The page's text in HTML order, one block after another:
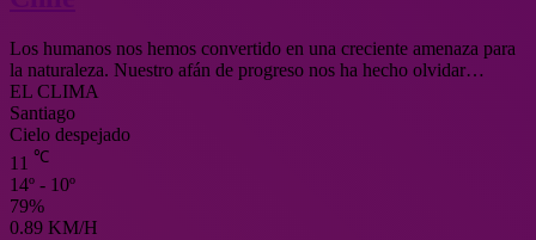
Los humanos nos hemos convertido en una creciente amenaza para
la naturaleza. Nuestro afán de progreso nos ha hecho olvidar…
EL CLIMA
Santiago
Cielo despejado
11 ℃
14º - 10º
79%
0.89 KM/H